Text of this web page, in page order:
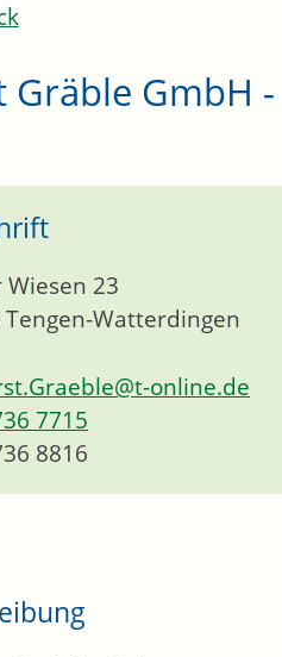
Gräble GmbH
23
Tengen-Watterdingen
online.de
7715
8816